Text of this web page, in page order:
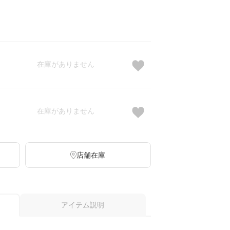
在庫がありません
在庫がありません
店舗在庫
アイテム説明